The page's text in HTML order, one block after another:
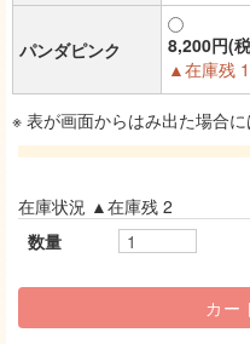
パンダピンク
8,200円(
▲在庫残 1
※ 表が画面からはみ出た場合に
在庫状況 ▲在庫残 2
数量